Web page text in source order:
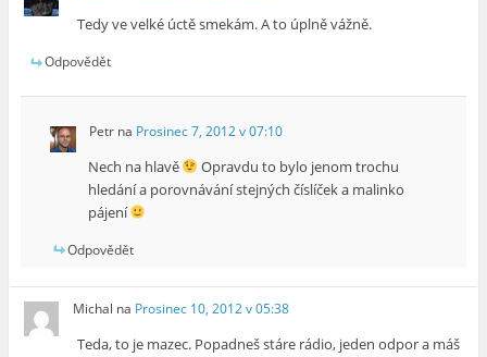
Tedy ve velké úctě smekám. A to úplně vážně.
Odpovědět
Petrna Prosinec 7, 2012 v 07:10
Nech na hlavě
Opravdu to bylo jenom trochu
hledání a porovnávání stejných číslíček a malinko
pájení
Odpovědět
Michal na Prosinec 10, 2012 v 05:38
Teda, to je mazec. Popadneš stáre rádio, jeden odpor a máš